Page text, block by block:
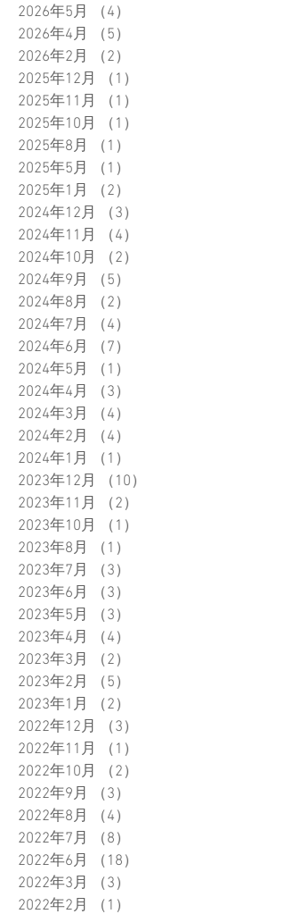
2026年5月
（4）
2026年4月
（5）
2026年2月
（2）
2025年12月
（1）
2025年11月
（1）
2025年10月
（1）
2025年8月
（1）
2025年5月
（1）
2025年1月
（2）
2024年12月
（3）
2024年11月
（4）
2024年10月
（2）
2024年9月
（5）
2024年8月
（2）
2024年7月
（4）
2024年6月
（7）
2024年5月
（1）
2024年4月
（3）
2024年3月
（4）
2024年2月
（4）
2024年1月
（1）
2023年12月
（10）
2023年11月
（2）
2023年10月
（1）
2023年8月
（1）
2023年7月
（3）
2023年6月
（3）
2023年5月
（3）
2023年4月
（4）
2023年3月
（2）
2023年2月
（5）
2023年1月
（2）
2022年12月
（3）
2022年11月
（1）
2022年10月
（2）
2022年9月
（3）
2022年8月
（4）
2022年7月
（8）
2022年6月
（18）
2022年3月
（3）
2022年2月
（1）